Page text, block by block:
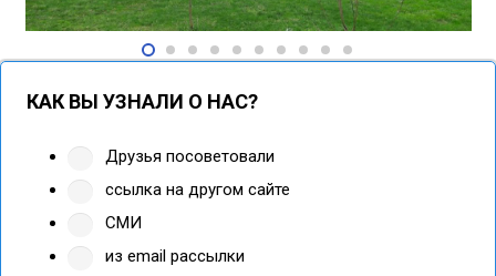
КАК ВЫ УЗНАЛИ О НАС?
Друзья посоветовали
ссылка на другом сайте
СМИ
из email рассылки